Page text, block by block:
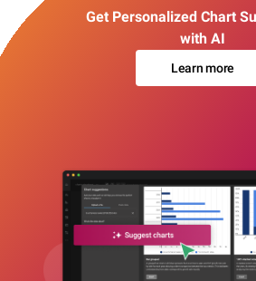
Get Personalized Chart
with AI
Learn more